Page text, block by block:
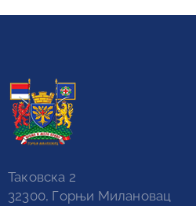
Таковска 2
32300, Горњи Милановац